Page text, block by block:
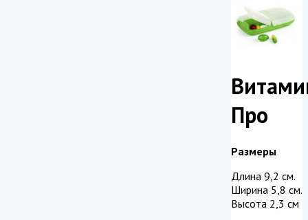
Про
Размеры
Длина 9,2 см.
Ширина 5,8 см.
Высота 2,3 см